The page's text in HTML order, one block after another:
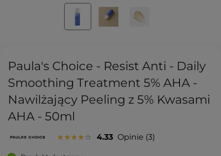
Paula's Choice - Resist Anti - Daily
Smoothing Treatment 5% AHA -
Nawilżający Peeling z 5% Kwasami
AHA - 50ml
4.33 Opinie 3